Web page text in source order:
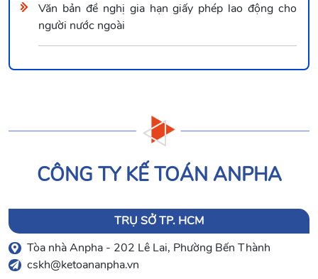
Văn bản đề nghị gia hạn giấy phép lao động cho
người nước ngoài
CÔNG TY KẾ TOÁN ANPHA
TRỤ SỞ TP. HCM
Tòa nhà Anpha - 202 Lê Lai, Phường Bến Thành
cskh@ketoananpha.vn